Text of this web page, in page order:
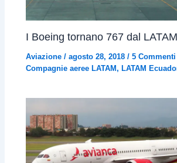
I Boeing tornano 767 dal
Aviazione /agosto 28, 2018/5 Commenti
Compagnie aeree LATAM, LATAM